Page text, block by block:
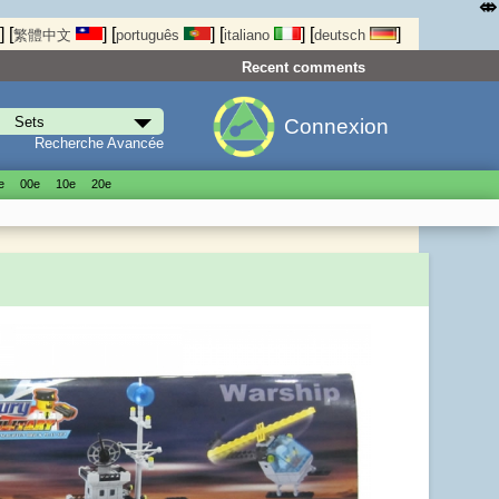
] [繁體中文 ] [português ] [italiano ] [deutsch ]
Recent comments
Recherche Avancée
Connexion
00е 10е 20е
⤄